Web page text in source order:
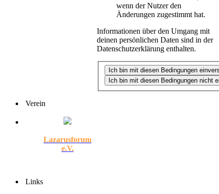
wenn der Nutzer den
Änderungen zugestimmt hat.
Informationen über den Umgang mit
deinen persönlichen Daten sind in der
Datenschutzerklärung enthalten.
Verein
Lazarusforum
e.V.
Links